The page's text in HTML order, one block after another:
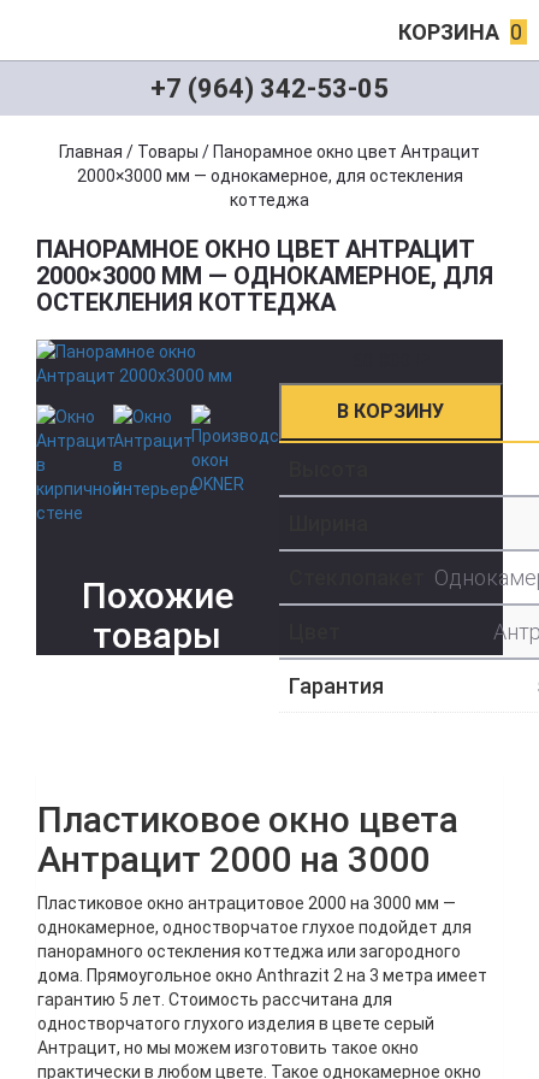
КОРЗИНА 0
+7 (964) 342-53-05
Главная / Товары / Панорамное окно цвет Антрацит
2000×3000 мм — однокамерное, для остекления
коттеджа
ПАНОРАМНОЕ ОКНО ЦВЕТ АНТРАЦИТ
2000×3000 ММ — ОДНОКАМЕРНОЕ, ДЛЯ
ОСТЕКЛЕНИЯ КОТТЕДЖА
В КОРЗИНУ
Гарантия
Пластиковое окно цвета
Антрацит 2000 на 3000
Пластиковое окно антрацитовое 2000 на 3000 мм —
однокамерное, одностворчатое глухое подойдет для
панорамного остекления коттеджа или загородного
дома. Прямоугольное окно Anthrazit 2 на 3 метра имеет
гарантию 5 лет. Стоимость рассчитана для
одностворчатого глухого изделия в цвете серый
Антрацит, но мы можем изготовить такое окно
практически в любом цвете. Такое однокамерное окно
Похожие
товары